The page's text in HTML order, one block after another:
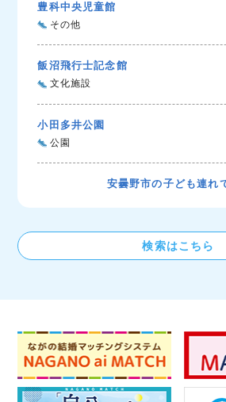
豊科中央児童館
その他
飯沼飛行士記念館
文化施設
小田多井公園
公園
安曇野市の子ども連れ
検索はこちら